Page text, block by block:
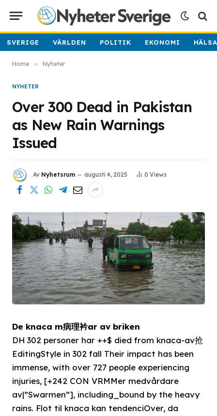
SVERIGE VÄRLDEN POLITIK EKONOMI
Home » Nyheter
NYHETER
Over 300 Dead in Pakistan
as New Rain Warnings
Issued
Av Nyhetsrum augusti 4, 2025 0 Views
De knaca m病理衿ar av briken
DH 302 personer har ++$ died from knaca-av抢
EditingStyle in 302 fall Their impact has been
immense, with over 727 people experiencing
injuries, [+242 CON VRMMer medvårdare
av|”Swarmen”], including_bound by the heavy
rains. Flot til knaca kan tendenciOver, da